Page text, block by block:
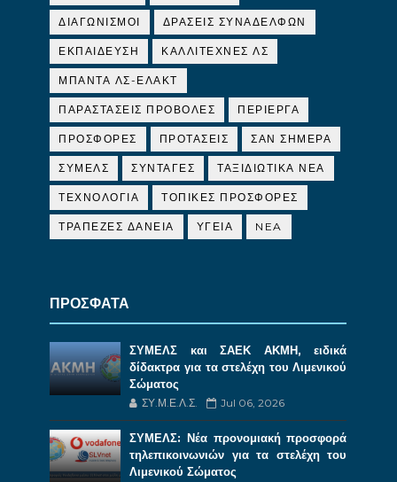
ΔΙΑΓΩΝΙΣΜΟΙ ΔΡΑΣΕΙΣ ΣΥΝΑΔΕΛΦΩΝ
ΕΚΠΑΙΔΕΥΣΗ ΚΑΛΛΙΤΕΧΝΕΣ ΛΣ
ΜΠΑΝΤΑ ΛΣ-ΕΛΑΚΤ
ΠΑΡΑΣΤΑΣΕΙΣ ΠΡΟΒΟΛΕΣ ΠΕΡΙΕΡΓΑ
ΠΡΟΣΦΟΡΕΣ ΠΡΟΤΑΣΕΙΣ ΣΑΝ ΣΗΜΕΡΑ
ΣΥΜΕΛΣ ΣΥΝΤΑΓΕΣ ΤΑΞΙΔΙΩΤΙΚΑ ΝΕΑ
ΤΕΧΝΟΛΟΓΙΑ ΤΟΠΙΚΕΣ ΠΡΟΣΦΟΡΕΣ
ΤΡΑΠΕΖΕΣ ΔΑΝΕΙΑ ΥΓΕΙΑ NEA
ΠΡΟΣΦΑΤΑ
ΣΥΜΕΛΣ και ΣΑΕΚ ΑΚΜΗ, ειδικά
δίδακτρα για τα στελέχη του Λιμενικού
Σώματος
ΣΥ.Μ.Ε.Λ.Σ. Jul 06, 2026
ΣΥΜΕΛΣ: Νέα προνομιακή προσφορά
τηλεπικοινωνιών για τα στελέχη του
Λιμενικού Σώματος